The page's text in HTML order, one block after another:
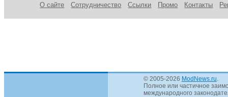
О сайте Сотрудничество Ссылки Промо Контакты
© 2005-2026 ModNews.ru
Полное или частичное
международного